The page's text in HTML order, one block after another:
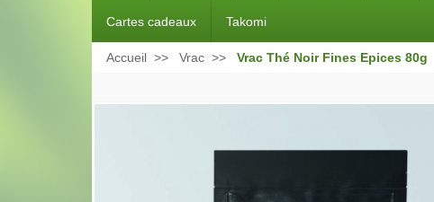
Cartes cadeaux Takomi
Accueil Vrac Vrac Thé Noir Fines Epices 80g